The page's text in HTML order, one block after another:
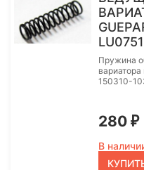
Пружина
150310-
280 ₽
В